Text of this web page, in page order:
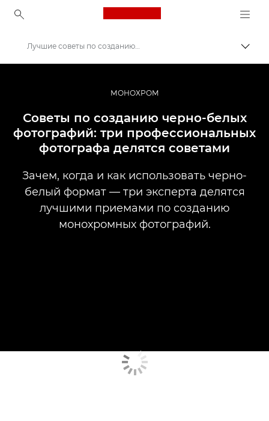
Canon Logo, back to
Профессиональная фото- и видеосъемка
Истории
Лучшие советы по созданию черно-белых фотографий
МОНОХРОМ
Советы по созданию черно-белых
фотографий: три профессиональных
фотографа делятся советами
Зачем, когда и как использовать черно-
белый формат — три эксперта делятся
лучшими приемами по созданию
монохромных фотографий.